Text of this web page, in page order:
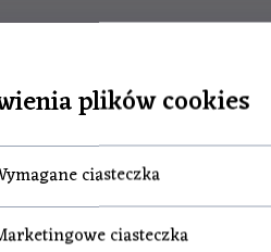
Do każdego produktu
plików cookies
ciasteczka
ciasteczka